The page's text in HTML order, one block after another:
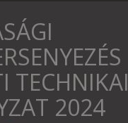
TECHNIKAI
2024